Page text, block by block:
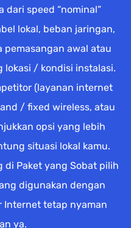
dari speed “nominal”
lokal, beban jaringan,
pemasangan awal atau
/ kondisi instalasi.
(layanan internet
/ fixed wireless, atau
opsi yang lebih
situasi lokal kamu.
di Paket yang Sobat pilih
digunakan dengan
Internet tetap nyaman
ya.